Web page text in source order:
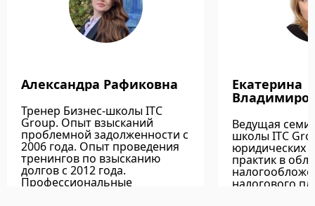
Александра Рафиковна
Тренер Бизнес-школы ITC
Group. Опыт взысканий
проблемной задолженности с
2006 года. Опыт проведения
тренингов по взысканию
долгов с 2012 года.
Профессиональные
Екатерина
Ведущая
школы ITC
юридических
практик в
налогового